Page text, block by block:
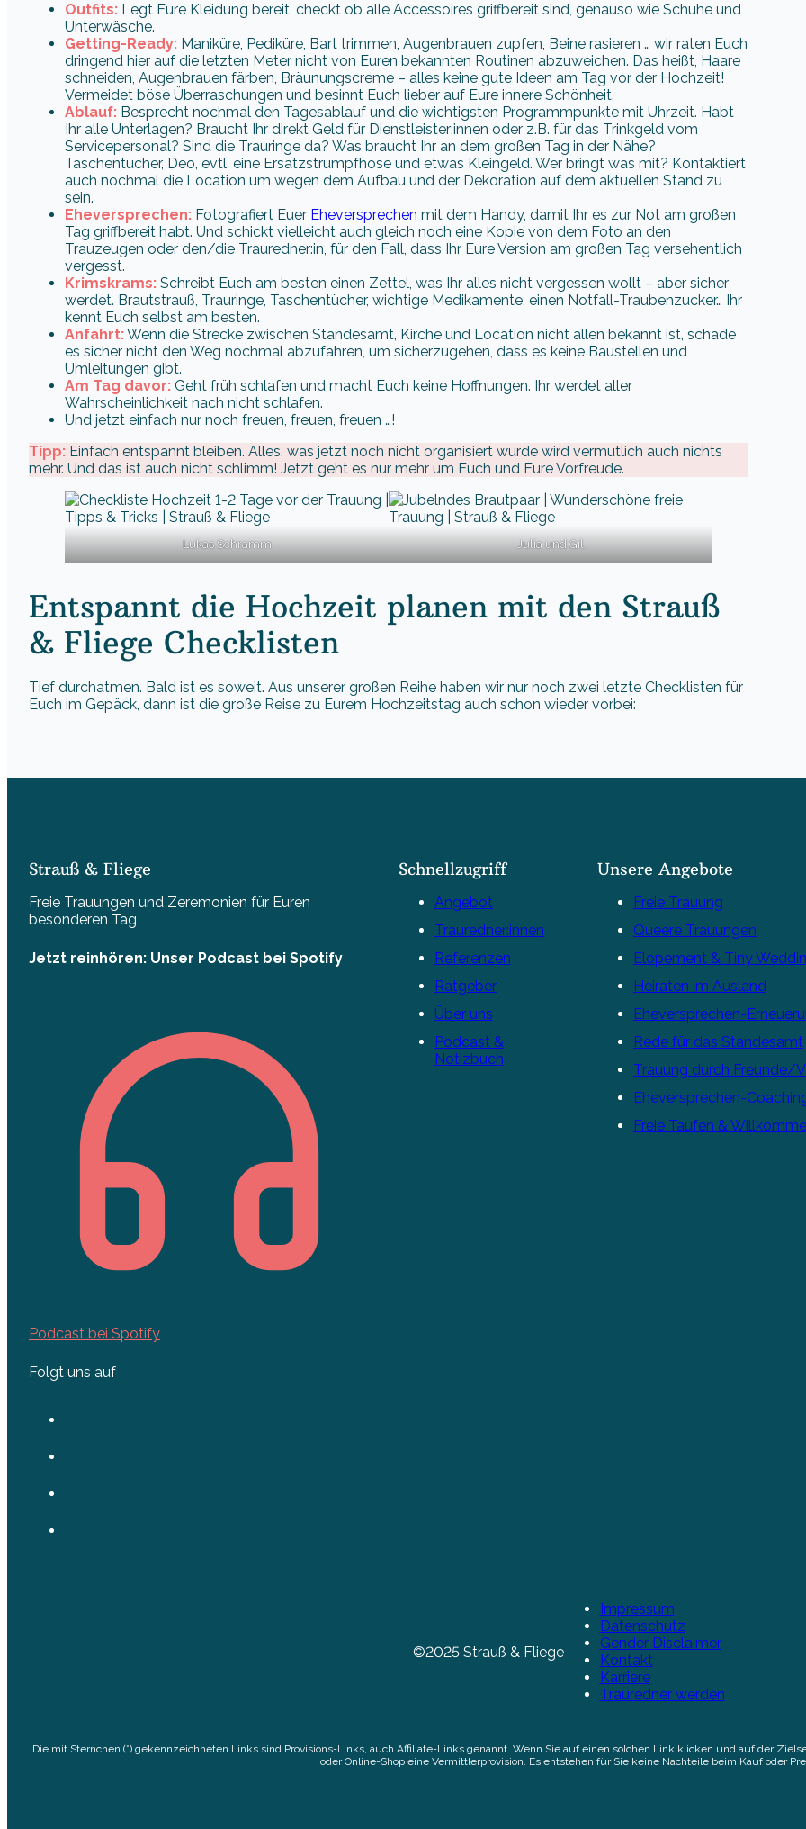
Outfits: Legt Eure Kleidung bereit, checkt ob alle Accessoires griffbereit sind, genauso wie Schuhe und
Unterwäsche.
Getting-Ready: Maniküre, Pediküre, Bart trimmen, Augenbrauen zupfen, Beine rasieren … wir raten Euch
dringend hier auf die letzten Meter nicht von Euren bekannten Routinen abzuweichen. Das heißt, Haare
schneiden, Augenbrauen färben, Bräunungscreme – alles keine gute Ideen am Tag vor der Hochzeit!
Vermeidet böse Überraschungen und besinnt Euch lieber auf Eure innere Schönheit.
Ablauf: Besprecht nochmal den Tagesablauf und die wichtigsten Programmpunkte mit Uhrzeit. Habt
Ihr alle Unterlagen? Braucht Ihr direkt Geld für Dienstleister:innen oder z.B. für das Trinkgeld vom
Servicepersonal? Sind die Trauringe da? Was braucht Ihr an dem großen Tag in der Nähe?
Taschentücher, Deo, evtl. eine Ersatzstrumpfhose und etwas Kleingeld. Wer bringt was mit? Kontaktiert
auch nochmal die Location um wegen dem Aufbau und der Dekoration auf dem aktuellen Stand zu
sein.
Eheversprechen: Fotografiert Euer Eheversprechen mit dem Handy, damit Ihr es zur Not am großen
Tag griffbereit habt. Und schickt vielleicht auch gleich noch eine Kopie von dem Foto an den
Trauzeugen oder den/die Trauredner:in, für den Fall, dass Ihr Eure Version am großen Tag versehentlich
vergesst.
Krimskrams: Schreibt Euch am besten einen Zettel, was Ihr alles nicht vergessen wollt – aber sicher
werdet. Brautstrauß, Trauringe, Taschentücher, wichtige Medikamente, einen Notfall-Traubenzucker… Ihr
kennt Euch selbst am besten.
Anfahrt:Wenn die Strecke zwischen Standesamt, Kirche und Location nicht allen bekannt ist, schade
es sicher nicht den Weg nochmal abzufahren, um sicherzugehen, dass es keine Baustellen und
Umleitungen gibt.
Am Tag davor: Geht früh schlafen und macht Euch keine Hoffnungen. Ihr werdet aller
Wahrscheinlichkeit nach nicht schlafen.
Und jetzt einfach nur noch freuen, freuen, freuen …!
Tipp: Einfach entspannt bleiben. Alles, was jetzt noch nicht organisiert wurde wird vermutlich auch nichts
mehr. Und das ist auch nicht schlimm! Jetzt geht es nur mehr um Euch und Eure Vorfreude.
Lukas Schramm Julia und Gil
Entspannt die Hochzeit planen mit den Strauß
& Fliege Checklisten
Tief durchatmen. Bald ist es soweit. Aus unserer großen Reihe haben wir nur noch zwei letzte Checklisten für
Euch im Gepäck, dann ist die große Reise zu Eurem Hochzeitstag auch schon wieder vorbei:
Strauß & Fliege
Freie Trauungen und Zeremonien für Euren
besonderen Tag
Jetzt reinhören: Unser Podcast bei Spotify
Podcast bei Spotify
Folgt uns auf
Schnellzugriff
Angebot
Trauredner:innen
Referenzen
Ratgeber
Über uns
Podcast &
Notizbuch
Unsere Angebote
Freie Trauung
Queere Trauungen
Elopement & Tiny
Heiraten im Ausland
Eheversprechen-
Rede für das Standesamt
Trauung durch Freunde/
Eheversprechen-
Freie Taufen &
©2025 Strauß & Fliege
Impressum
Datenschutz
Gender Disclaimer
Kontakt
Karriere
Trauredner werden
Die mit Sternchen (*) gekennzeichneten Links sind Provisions-Links, auch Affiliate-Links genannt. Wenn Sie auf einen solchen Link klicken und auf der
oder Online-Shop eine Vermittlerprovision. Es entstehen für Sie keine Nachteile beim Kauf oder